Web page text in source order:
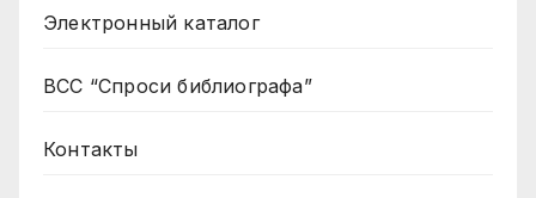
Электронный каталог
ВСС “Спроси библиографа”
Контакты